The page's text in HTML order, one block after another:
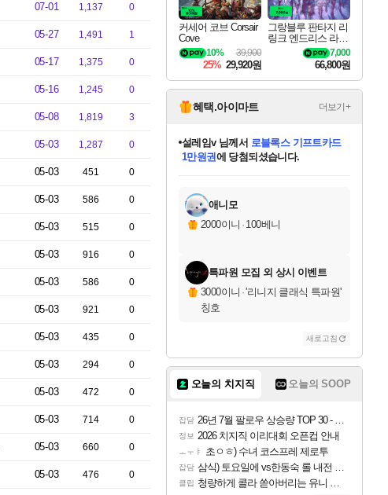
07-01 1,137 0
05-27 1,491 1
05-17 1,375 0
05-16 1,245 0
05-08 1,819 3
05-03 1,287 0
05-03 451 0
05-03 586 0
05-03 515 0
05-03 916 0
05-03 586 0
05-03 921 0
05-03 435 0
05-03 294 0
05-03 472 0
05-03 714 0
05-03 660 0
05-03 476 0
커세어 코브 Corsair
Cove
39,900
10%
25% 29,920원
그랑블루 판타지 리
링크 엔드리스 라그
나로크 Granblue Fa
ntasy Relink Endless
7,000
66,800원
혜택.아이마트 더보기+
당첨되셨습니다.
당첨되셨습니다.
설레임v님께서 로블록스 기프트카드
1만원권에 당첨되셨습니다.
당첨되셨습니다.
당첨되셨습니다.
에디션 (스팀코드)
당첨되셨습니다.
당첨되셨습니다.
당첨되셨습니다.
당첨되셨습니다.
애니모
2000이니 · 100베니
특파원 모집 외 상시 이벤트
3000이니 ·'리니지 클래식 특파원'
칭호
새로고침
오늘의 치지직 오늘의 SOOP
잡담 26년 7월 팔로우 상승량 TOP 30 - 월간 치지직
정보 2026 치지직 이리대회 오픈컵 안내
ㅗㅜㅑ 초ㅇㅎ) 수녀 코스프레 제로투
잡담 삼식) 토요일에 vs한동숙 롤 내전 예정
클립 청량하게 콜라 쏟아버리는 유니 ㅋㅋㅋ